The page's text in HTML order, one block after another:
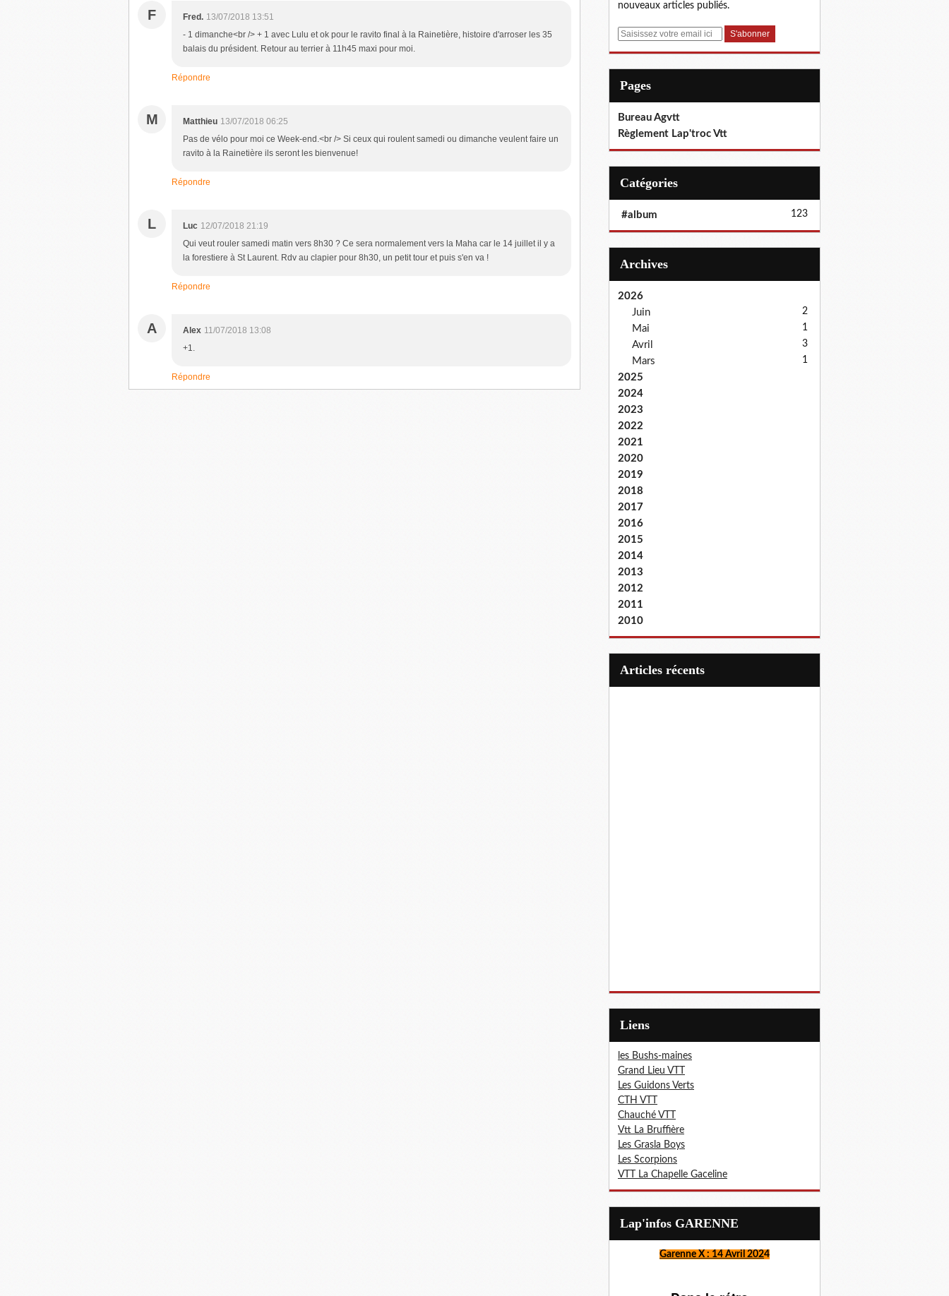
F Fred. 13/07/2018 13:51
- 1 dimanche<br /> + 1 avec Lulu et ok pour le ravito final à la Rainetière, histoire d'arroser les 35
balais du président. Retour au terrier à 11h45 maxi pour moi.
Répondre
M Matthieu 13/07/2018 06:25
Pas de vélo pour moi ce Week-end.<br /> Si ceux qui roulent samedi ou dimanche veulent faire un
ravito à la Rainetière ils seront les bienvenue!
Répondre
L Luc 12/07/2018 21:19
Qui veut rouler samedi matin vers 8h30 ? Ce sera normalement vers la Maha car le 14 juillet il y a
la forestiere à St Laurent. Rdv au clapier pour 8h30, un petit tour et puis s'en va !
Répondre
A Alex 11/07/2018 13:08
+1.
Répondre
nouveaux articles publiés.
E
Pages
Bureau Agvtt
Règlement Lap'troc Vtt
Catégories
#album 123
Archives
2026
Juin
2
Mai 1
Avril 3
Mars 1
2025
2024
2023
2022
2021
2020
2019
2018
2017
2016
2015
2014
2013
2012
2011
2010
articles récents
Liens
les Bushs-maines
Grand Lieu VTT
Les Guidons Verts
CTH VTT
Chauché VTT
Vtt La Bruffière
Les Grasla Boys
Les Scorpions
VTT La Chapelle Gaceline
Lap'infos GARENNE
Garenne X : 14 Avril 2024